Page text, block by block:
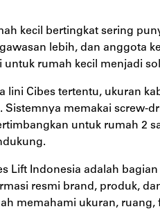
kecil bertingkat sering
lebih, dan anggota
untuk rumah kecil menjadi
lini Cibes tertentu, ukuran
Sistemnya memakai screw-
untuk rumah 2
Lift Indonesia adalah bagian
resmi brand, produk,
memahami ukuran,